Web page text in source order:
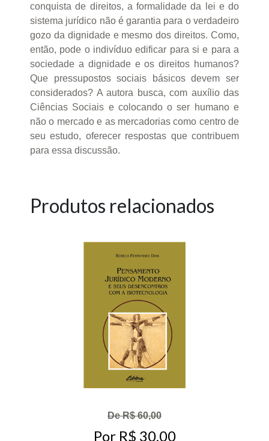
conquista de direitos, a formalidade da lei e do
sistema jurídico não é garantia para o verdadeiro
gozo da dignidade e mesmo dos direitos. Como,
então, pode o indivíduo edificar para si e para a
sociedade a dignidade e os direitos humanos?
Que pressupostos sociais básicos devem ser
considerados? A autora busca, com auxílio das
Ciências Sociais e colocando o ser humano e
não o mercado e as mercadorias como centro de
seu estudo, oferecer respostas que contribuem
para essa discussão.
Produtos relacionados
De R$ 60,00
Por R$ 30,00